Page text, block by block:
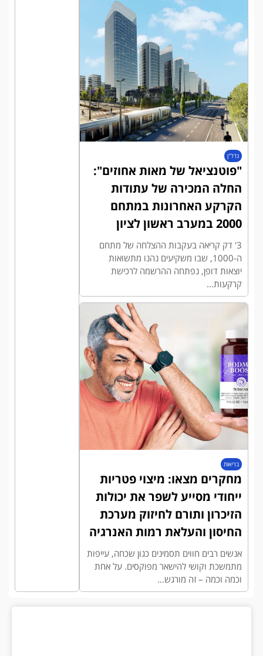
נדל"ן
"פוטנציאל של מאות אחוזים":
החלה המכירה של עתודות
הקרקע האחרונות במתחם
2000 במערב ראשון לציון
3' דק קריאה בעקבות ההצלחה של מתחם
ה-1000, שבו משקיעים נהנו מתשואות
יוצאות דופן, נפתחה ההרשמה לרכישת
קרקעות...
בריאות
מחקרים מצאו: מיצוי פטריות
ייחודי מסייע לשפר את יכולות
הזיכרון ותורם לחיזוק מערכת
החיסון והעלאת רמות האנרגיה
אנשים רבים חווים תסמינים כגון שכחה, עייפות
מתמשכת וקושי להישאר מפוקסים. על אחת
וכמה וכמה – זה מורגש...